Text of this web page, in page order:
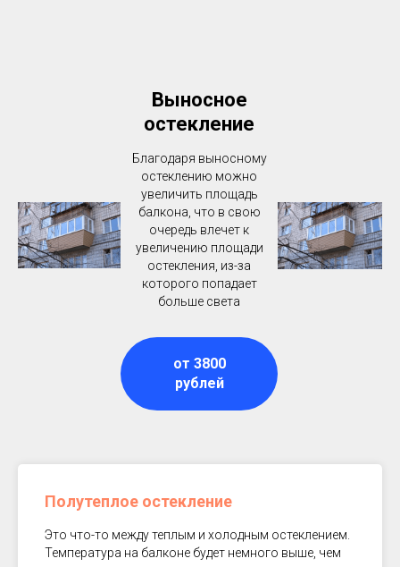
Выносное
остекление
Благодаря выносному
остеклению можно
увеличить площадь
балкона, что в свою
очередь влечет к
увеличению площади
остекления, из-за
которого попадает
больше света
от 3800
рублей
Полутеплое остекление
Это что-то между теплым и холодным остеклением.
Температура на балконе будет немного выше, чем